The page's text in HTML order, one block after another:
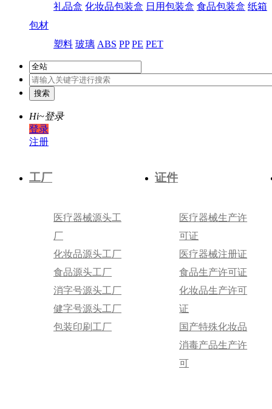
礼品盒 化妆品包装盒 日用包装盒 食品包装盒 纸箱
包材
塑料 玻璃 ABS PP PE PET
Hi~登录
登录
注册
工厂
医疗器械源头工
厂
化妆品源头工厂
食品源头工厂
消字号源头工厂
健字号源头工厂
包装印刷工厂
证件
医疗器械生产许
可证
医疗器械注册证
食品生产许可证
化妆品生产许可
证
国产特殊化妆品
消毒产品生产许
可